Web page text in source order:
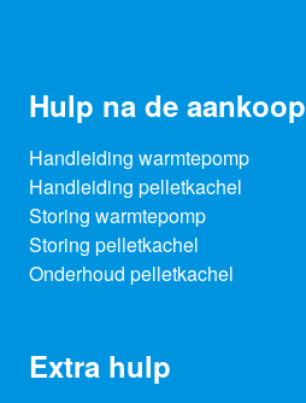
Hulp na de aankoop
Handleiding warmtepomp
Handleiding pelletkachel
Storing warmtepomp
Storing pelletkachel
Onderhoud pelletkachel
Extra hulp